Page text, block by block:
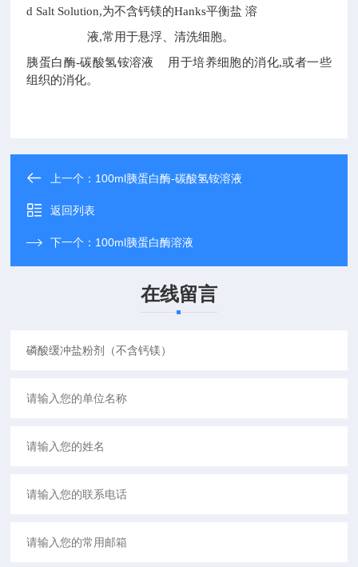
d Salt Solution,为不含钙镁的Hanks平衡盐 溶
液,常用于悬浮、清洗细胞。
胰蛋白酶-碳酸氢铵溶液 用于培养细胞的消化,或者一些
组织的消化。
上一个： 100ml胰蛋白酶-碳酸氢铵溶液
返回列表
下一个： 100ml胰蛋白酶溶液
在线留言